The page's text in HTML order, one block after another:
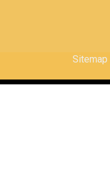
Sitemap